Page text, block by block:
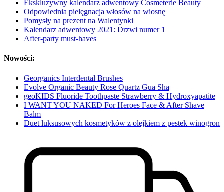
Ekskluzywny kalendarz adwentowy Cosmeterie Beauty
Odpowiednia pielęgnacja włosów na wiosnę
Pomysły na prezent na Walentynki
Kalendarz adwentowy 2021: Drzwi numer 1
After-party must-haves
Nowości:
Georganics Interdental Brushes
Evolve Organic Beauty Rose Quartz Gua Sha
geoKIDS Fluoride Toothpaste Strawberry & Hydroxyapatite
I WANT YOU NAKED For Heroes Face & After Shave
Balm
Duet luksusowych kosmetyków z olejkiem z pestek winogron